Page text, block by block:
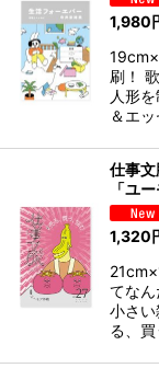
1,980
刷！
人形
＆エ
仕事
「ユ
1,320
てな
小さ
る、